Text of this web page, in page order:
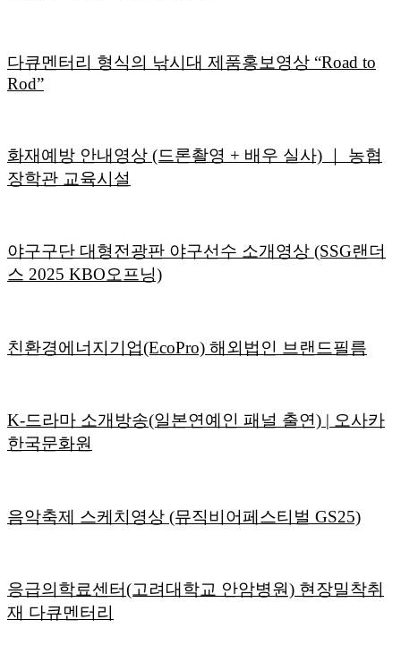
다큐멘터리 형식의 낚시대 제품홍보영상 “Road to
Rod”
화재예방 안내영상 (드론촬영 + 배우 실사) ｜ 농협
장학관 교육시설
야구구단 대형전광판 야구선수 소개영상 (SSG랜더
스 2025 KBO오프닝)
친환경에너지기업(EcoPro) 해외법인 브랜드필름
K-드라마 소개방송(일본연예인 패널 출연) | 오사카
한국문화원
음악축제 스케치영상 (뮤직비어페스티벌 GS25)
응급의학료센터(고려대학교 안암병원) 현장밀착취
재 다큐멘터리